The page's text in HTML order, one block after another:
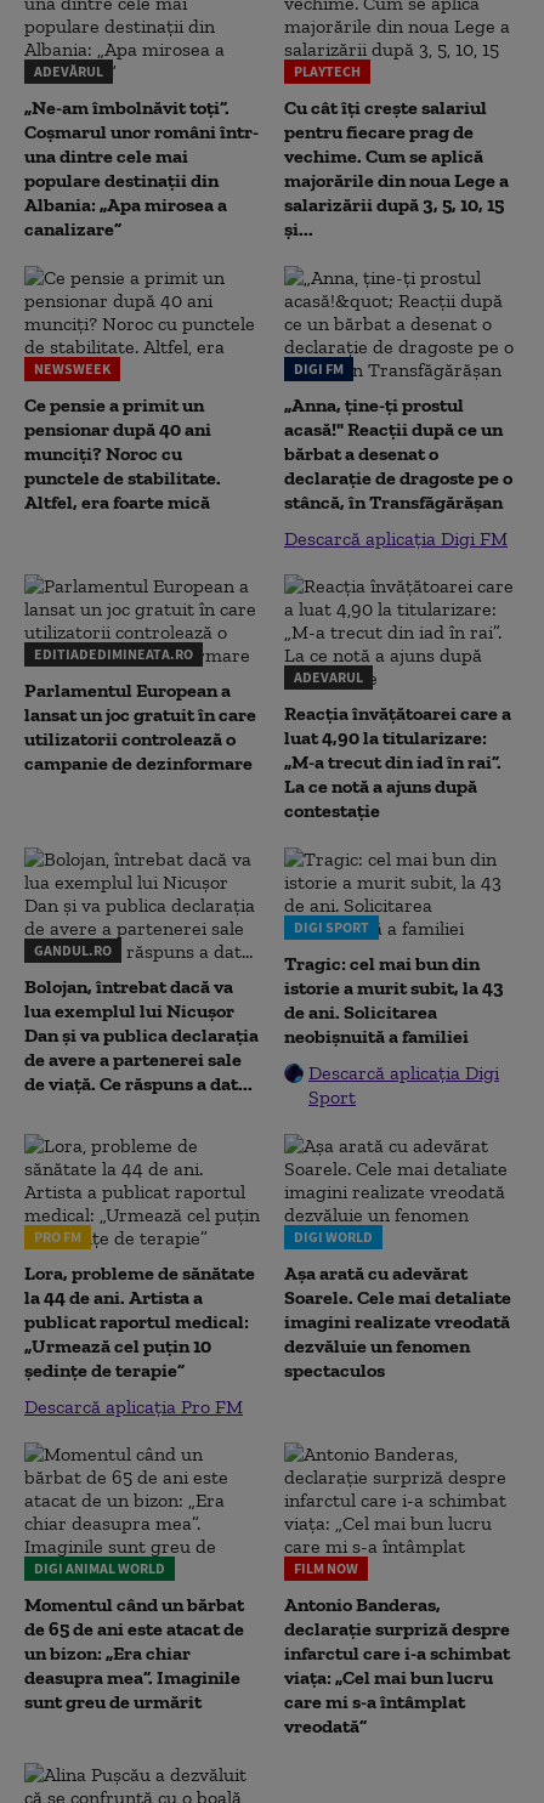
ADEVĂRUL
„Ne-am îmbolnăvit toți”.
Coșmarul unor români într-
una dintre cele mai
populare destinații din
Albania: „Apa mirosea a
canalizare”
PLAYTECH
Cu cât îți crește salariul
pentru fiecare prag de
vechime. Cum se aplică
majorările din noua Lege a
salarizării după 3, 5, 10, 15
și...
NEWSWEEK
Ce pensie a primit un
pensionar după 40 ani
munciți? Noroc cu
punctele de stabilitate.
Altfel, era foarte mică
DIGI FM
„Anna, ţine-ţi prostul
acasă!" Reacţii după ce un
bărbat a desenat o
declaraţie de dragoste pe o
stâncă, în Transfăgărăşan
Descarcă aplicația Digi FM
EDITIADEDIMINEATA.RO
Parlamentul European a
lansat un joc gratuit în care
utilizatorii controlează o
campanie de dezinformare
ADEVARUL
Reacția învățătoarei care a
luat 4,90 la titularizare:
„M-a trecut din iad în rai”.
La ce notă a ajuns după
contestație
GANDUL.RO
Bolojan, întrebat dacă va
lua exemplul lui Nicușor
Dan și va publica declarația
de avere a partenerei sale
de viață. Ce răspuns a dat...
DIGI SPORT
Tragic: cel mai bun din
istorie a murit subit, la 43
de ani. Solicitarea
neobișnuită a familiei
Descarcă aplicația Digi
Sport
PRO FM
Lora, probleme de sănătate
la 44 de ani. Artista a
publicat raportul medical:
„Urmează cel puțin 10
ședințe de terapie”
Descarcă aplicația Pro FM
DIGI WORLD
Așa arată cu adevărat
Soarele. Cele mai detaliate
imagini realizate vreodată
dezvăluie un fenomen
spectaculos
DIGI ANIMAL WORLD
Momentul când un bărbat
de 65 de ani este atacat de
un bizon: „Era chiar
deasupra mea”. Imaginile
sunt greu de urmărit
FILM NOW
Antonio Banderas,
declarație surpriză despre
infarctul care i-a schimbat
viața: „Cel mai bun lucru
care mi s-a întâmplat
vreodată”